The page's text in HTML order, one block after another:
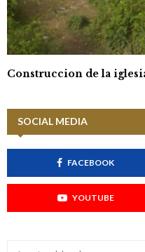
Construccion de la
SOCIAL MEDIA
FACEBOOK
YOUTUBE